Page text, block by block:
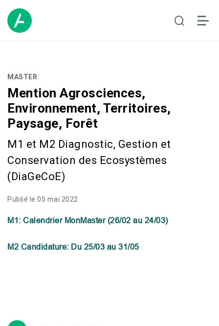
MASTER
Mention Agrosciences,
Environnement, Territoires,
Paysage, Forêt
M1 et M2 Diagnostic, Gestion et
Conservation des Ecosystèmes
(DiaGeCoE)
Publié le 05 mai 2022
M1: Calendrier MonMaster (26/02 au 24/03)
M2 Candidature: Du 25/03 au 31/05